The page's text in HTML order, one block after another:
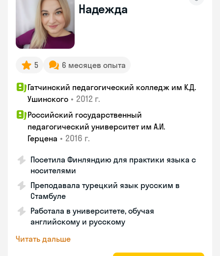
Надежда
5 6 месяцев опыта
Гатчинский педагогический колледж им К.Д.
Ушинского • 2012 г.
Российский государственный
педагогический университет им А.И.
Герцена • 2016 г.
Посетила Финляндию для практики языка с
носителями
Преподавала турецкий язык русским в
Стамбуле
Работала в университете, обучая
английскому и русскому
Читать дальше